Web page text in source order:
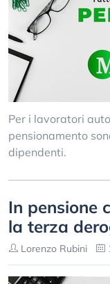
Per i lavoratori
pensionamento
dipendenti.
In pensione
la terza
Lorenzo Rubini